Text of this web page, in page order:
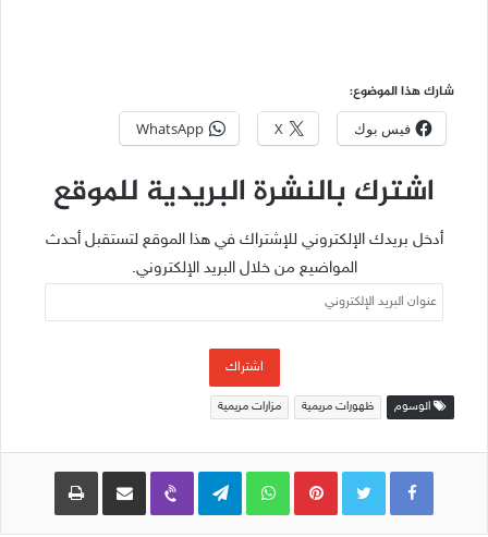
شارك هذا الموضوع:
فيس بوك X
WhatsApp
اشترك بالنشرة البريدية للموقع
أدخل بريدك الإلكتروني للإشتراك في هذا الموقع لتستقبل أحدث
المواضيع من خلال البريد الإلكتروني.
عنوان
البريد
اشتراك
الوسوم ظهورات مريمية مزارات مريمية
Pinterest
WhatsApp
Telegram
Viber مشاركة عبر البريد طباعة